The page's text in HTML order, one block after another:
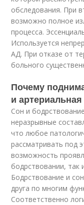
обследования. При
возможно полное
процесса.
Используется
АД. При отказе от
больного
Почему
и
Сон и
неразрывные
что любое
рассматривать под
возможность
бодрствовании, так
Бодрствование и
друга по многим
Соответственно